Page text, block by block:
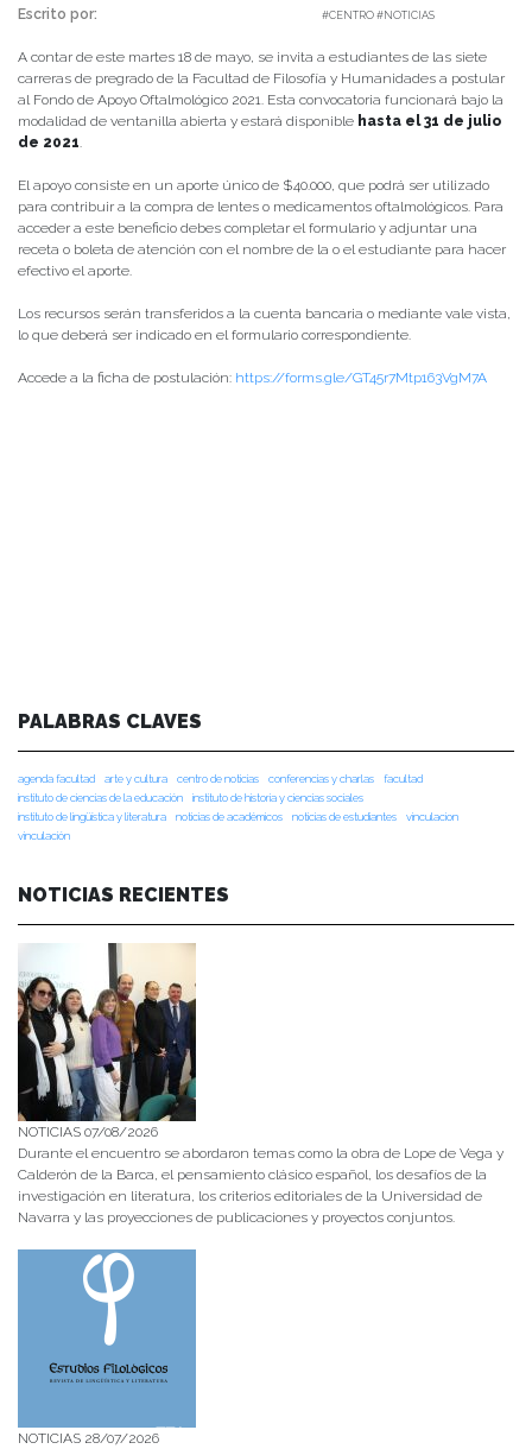
Escrito por: #CENTRO #NOTICIAS
A contar de este martes 18 de mayo, se invita a estudiantes de las siete
carreras de pregrado de la Facultad de Filosofía y Humanidades a postular
al Fondo de Apoyo Oftalmológico 2021. Esta convocatoria funcionará bajo la
modalidad de ventanilla abierta y estará disponible hasta el 31 de julio
de 2021
El apoyo consiste en un aporte único de $40.000, que podrá ser utilizado
para contribuir a la compra de lentes o medicamentos oftalmológicos. Para
acceder a este beneficio debes completar el formulario y adjuntar una
receta o boleta de atención con el nombre de la o el estudiante para hacer
efectivo el aporte.
Los recursos serán transferidos a la cuenta bancaria o mediante vale vista,
lo que deberá ser indicado en el formulario correspondiente.
Accede a la ficha de postulación: https://forms.gle/GT45r7Mtp163VgM7A
PALABRAS CLAVES
agenda facultad arte y cultura centro de noticias conferencias y charlas
facultad
instituto de ciencias de la educación
instituto de historia y ciencias sociales
instituto de lingüística y literatura
noticias de académicos noticias de estudiantes
vinculacion
vinculación
NOTICIAS RECIENTES
NOTICIAS 07/08/2026
Durante el encuentro se abordaron temas como la obra de Lope de Vega y
Calderón de la Barca, el pensamiento clásico español, los desafíos de la
investigación en literatura, los criterios editoriales de la Universidad de
Navarra y las proyecciones de publicaciones y proyectos conjuntos.
NOTICIAS 28/07/2026